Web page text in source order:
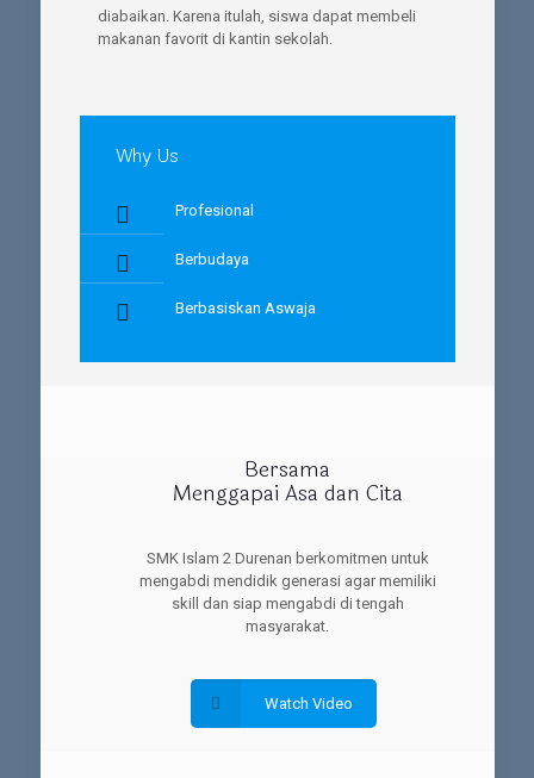
diabaikan. Karena itulah, siswa dapat membeli
makanan favorit di kantin sekolah.
Why Us
Profesional
Berbudaya
Berbasiskan Aswaja
Bersama
Menggapai Asa dan Cita
SMK Islam 2 Durenan berkomitmen untuk
mengabdi mendidik generasi agar memiliki
skill dan siap mengabdi di tengah
masyarakat.
Watch Video